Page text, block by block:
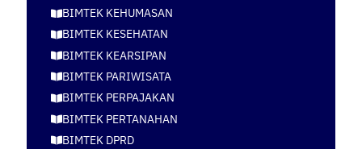
BIMTEK KEHUMASAN
BIMTEK KESEHATAN
BIMTEK KEARSIPAN
BIMTEK PARIWISATA
BIMTEK PERPAJAKAN
BIMTEK PERTANAHAN
BIMTEK DPRD